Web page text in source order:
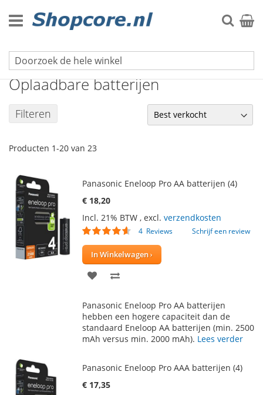
naar
de
Zoek
Batterijen & Laders
Oplaadbare batterijen
Filteren
Producten 1-20 van 23
Panasonic Eneloop Pro AA batterijen (4)
€ 18,20
Incl. 21% BTW , excl. verzendkosten
Waardering:
4 Reviews Schrijf een review
In Winkelwagen
VOEG
AAN
VERLANGLIJST
TE
VERGELIJKEN
Panasonic Eneloop Pro AA batterijen
hebben een hogere capaciteit dan de
standaard Eneloop AA batterijen (min. 2500
mAh versus min. 2000 mAh). Lees verder
Panasonic Eneloop Pro AAA batterijen (4)
€ 17,35